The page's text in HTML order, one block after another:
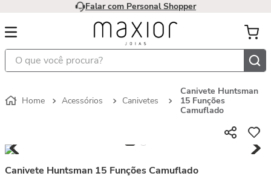
Falar com Personal Shopper
O que você procura?
Acessórios Canivetes
Canivete Huntsman
15 Funções
Camuflado
Canivete Huntsman 15 Funções Camuflado